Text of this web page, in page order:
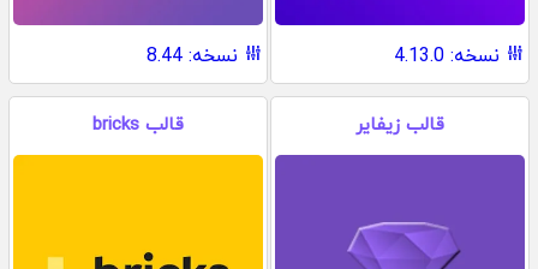
نسخه: 4.13.0 نسخه: 8.44
قالب زیفایر قالب bricks